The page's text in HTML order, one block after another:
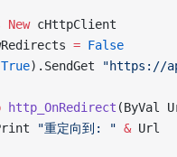
New cHttpClient
= False
True).SendGet "https://
http_OnRedirect (ByVal
"重定向到: " & Url